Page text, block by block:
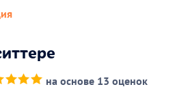
на основе 13 оценок